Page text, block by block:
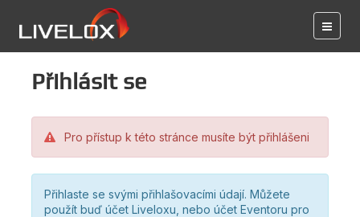
Přihlásit se
Pro přístup k této stránce musíte být přihlášeni
Přihlaste se svými přihlašovacími údají. Můžete
použít buď účet Liveloxu, nebo účet Eventoru pro